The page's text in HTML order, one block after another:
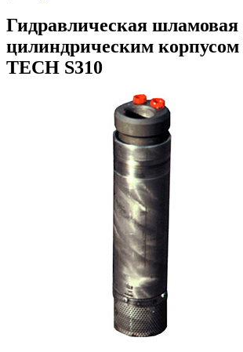
Гидравлическая шламовая
цилиндрическим
TECH S310